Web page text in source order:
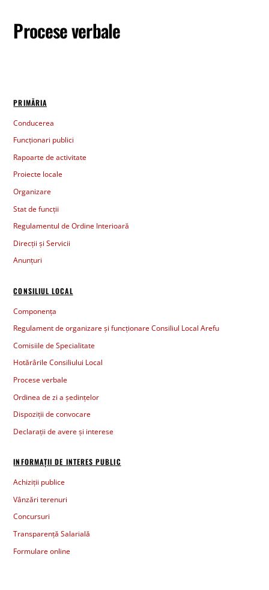
Procese verbale
PRIMĂRIA
Conducerea
Funcționari publici
Rapoarte de activitate
Proiecte locale
Organizare
Stat de funcții
Regulamentul de Ordine Interioară
Direcții și Servicii
Anunțuri
CONSILIUL LOCAL
Componența
Regulament de organizare și funcționare Consiliul Local Arefu
Comisiile de Specialitate
Hotărârile Consiliului Local
Procese verbale
Ordinea de zi a ședințelor
Dispoziții de convocare
Declarații de avere și interese
INFORMAȚII DE INTERES PUBLIC
Achiziții publice
Vânzări terenuri
Concursuri
Transparență Salarială
Formulare online